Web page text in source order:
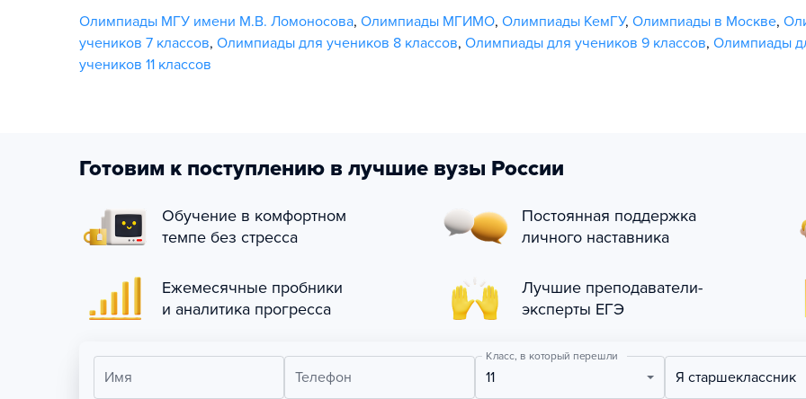
Олимпиады МГУ имени М.В. Ломоносова, Олимпиады МГИМО, Олимпиады КемГУ, Олимпиады в Москве,
учеников 7 классов, Олимпиады для учеников 8 классов, Олимпиады для учеников 9 классов, Олимпиады
учеников 11 классов
Готовим к поступлению в лучшие вузы России
Обучение в комфортном
темпе без стресса
Постоянная поддержка
личного наставника
Ежемесячные пробники
и аналитика прогресса
Лучшие преподаватели-
эксперты ЕГЭ
Имя Телефон
Класс, в который перешли
11 Я старшеклассник